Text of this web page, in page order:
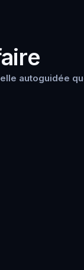
autoguidée